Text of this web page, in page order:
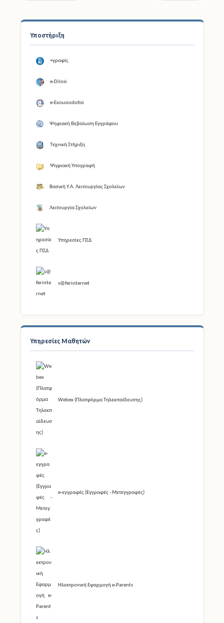
+γραφίς
e-Exousiodotisi
Ψηφιακή Βεβαίωση Εγγράφου
Τεχνική Στήριξη
Ψηφιακή Υπογραφή
Βασική Υ.Α. Λειτουργίας Σχολείων
Λειτουργία Σχολείων
s@ferinternet